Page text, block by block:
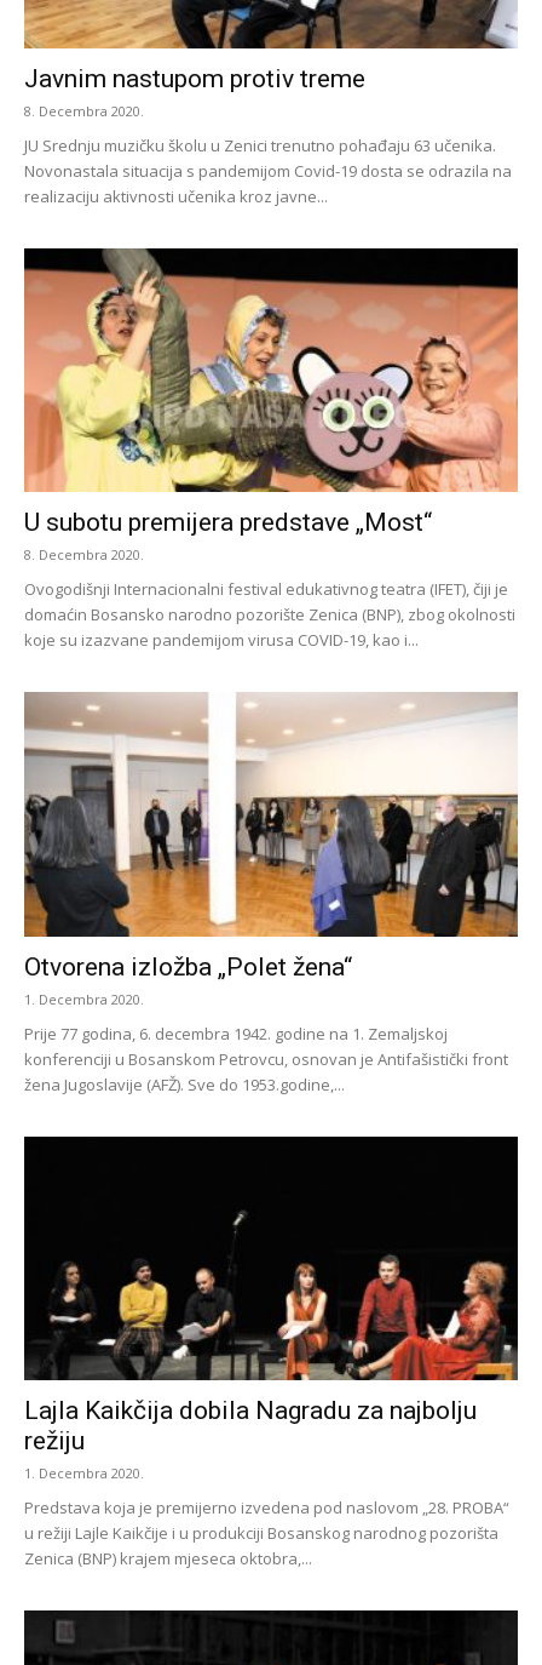
Javnim nastupom protiv treme
8. Decembra 2020.
JU Srednju muzičku školu u Zenici trenutno pohađaju 63 učenika.
Novonastala situacija s pandemijom Covid-19 dosta se odrazila na
realizaciju aktivnosti učenika kroz javne...
U subotu premijera predstave „Most“
8. Decembra 2020.
Ovogodišnji Internacionalni festival edukativnog teatra (IFET), čiji je
domaćin Bosansko narodno pozorište Zenica (BNP), zbog okolnosti
koje su izazvane pandemijom virusa COVID-19, kao i...
Otvorena izložba „Polet žena“
1. Decembra 2020.
Prije 77 godina, 6. decembra 1942. godine na 1. Zemaljskoj
konferenciji u Bosanskom Petrovcu, osnovan je Antifašistički front
žena Jugoslavije (AFŽ). Sve do 1953.godine,...
Lajla Kaikčija dobila Nagradu za najbolju
režiju
1. Decembra 2020.
Predstava koja je premijerno izvedena pod naslovom „28. PROBA“
u režiji Lajle Kaikčije i u produkciji Bosanskog narodnog pozorišta
Zenica (BNP) krajem mjeseca oktobra,...